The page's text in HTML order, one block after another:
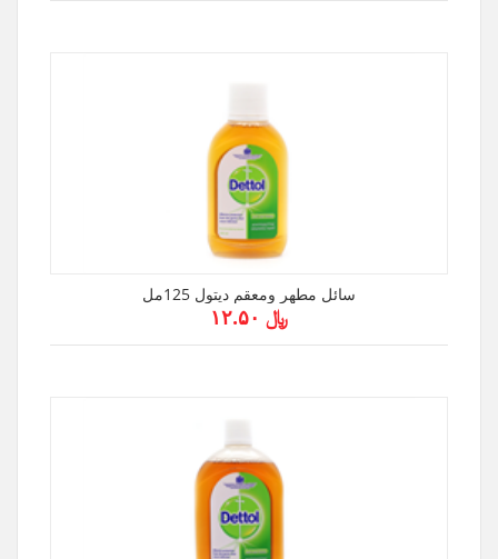
سائل مطهر ومعقم ديتول 125مل
﷼ ۱۲.۵۰